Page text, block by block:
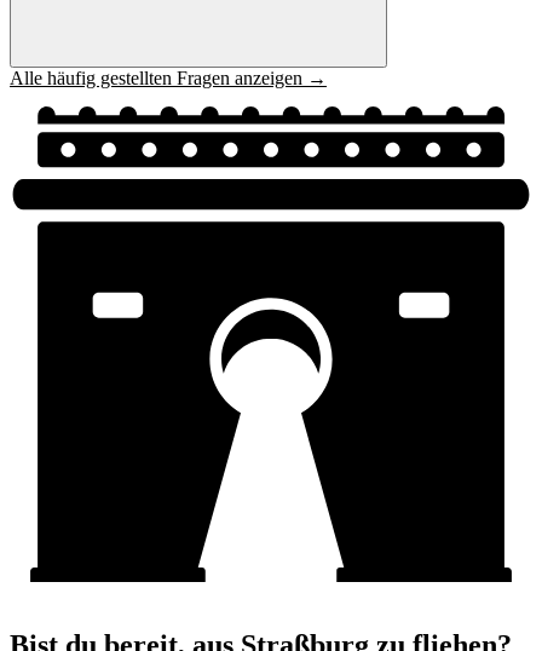
Alle häufig gestellten Fragen anzeigen →
Bist du bereit, aus Straßburg zu fliehen?